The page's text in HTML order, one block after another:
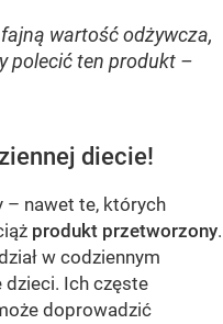
wartość odżywcza,
polecić ten produkt –
diecie!
– nawet te, których
produkt przetworzony.
w codziennym
dzieci. Ich częste
doprowadzić